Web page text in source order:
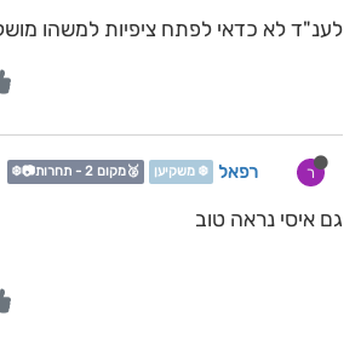
לענ"ד לא כדאי לפתח ציפיות למשהו
ר רפאל ❄️ משקיען 🥈מקום 2 - תחרות📷❄️
גם איסי נראה טוב